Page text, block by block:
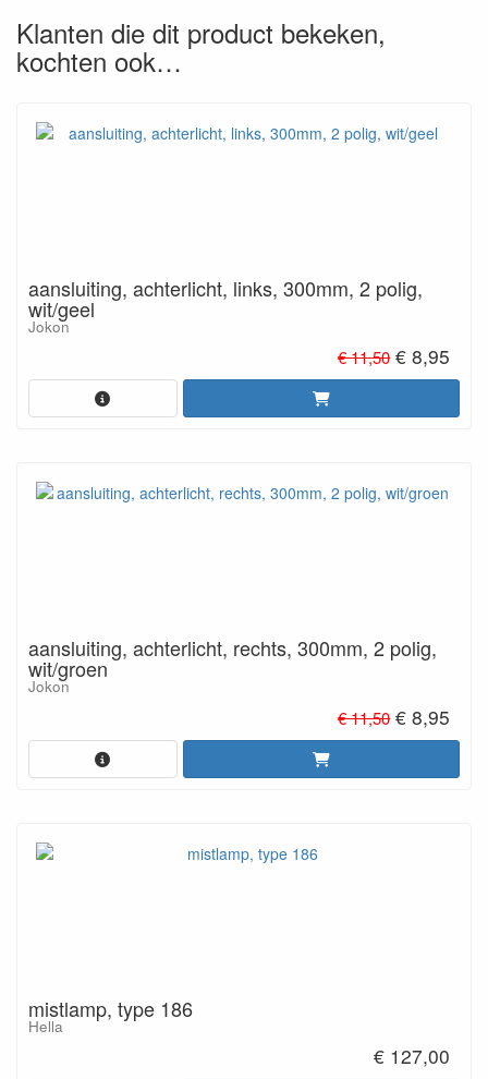
Klanten die dit product bekeken,
kochten ook…
aansluiting, achterlicht, links, 300mm, 2 polig,
wit/geel
Jokon
€ 11,50€ 8,95
aansluiting, achterlicht, rechts, 300mm, 2 polig,
wit/groen
Jokon
€ 11,50€ 8,95
mistlamp, type 186
Hella
€ 127,00